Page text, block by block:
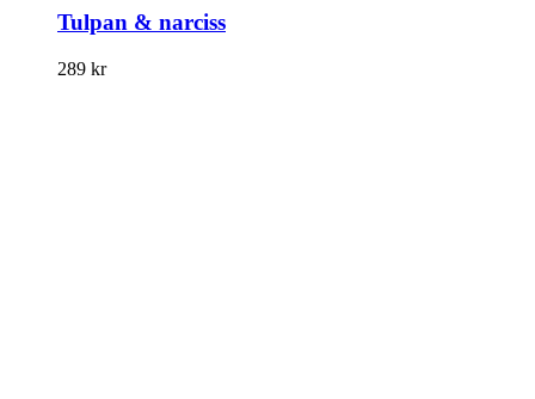
Tulpan & narciss
289 kr